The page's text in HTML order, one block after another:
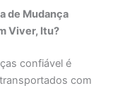
de Mudança
Viver, Itu?
confiável é
com